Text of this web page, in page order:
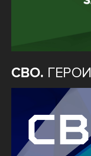
СВО. ГЕРОИ